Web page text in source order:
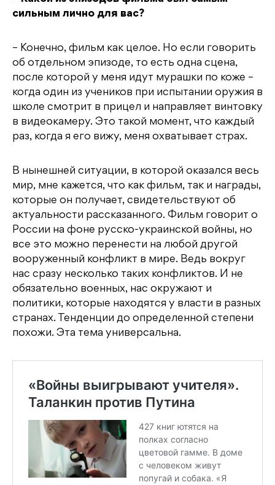
сильным лично для вас?
– Конечно, фильм как целое. Но если говорить
об отдельном эпизоде, то есть одна сцена,
после которой у меня идут мурашки по коже –
когда один из учеников при испытании оружия в
школе смотрит в прицел и направляет винтовку
в видеокамеру. Это такой момент, что каждый
раз, когда я его вижу, меня охватывает страх.
В нынешней ситуации, в которой оказался весь
мир, мне кажется, что как фильм, так и награды,
которые он получает, свидетельствуют об
актуальности рассказанного. Фильм говорит о
России на фоне русско-украинской войны, но
все это можно перенести на любой другой
вооруженный конфликт в мире. Ведь вокруг
нас сразу несколько таких конфликтов. И не
обязательно военных, нас окружают и
политики, которые находятся у власти в разных
странах. Тенденции до определенной степени
похожи. Эта тема универсальна.